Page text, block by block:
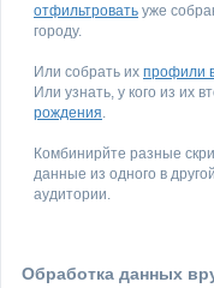
отфильтровать уже
городу.
Или собрать их профили
Или узнать, у кого из их
рождения.
Комбинирйте разные
данные из одного в
аудитории.
Обработка данных